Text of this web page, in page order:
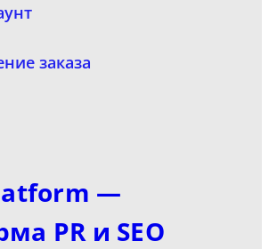
заказа
—
PR и SEO